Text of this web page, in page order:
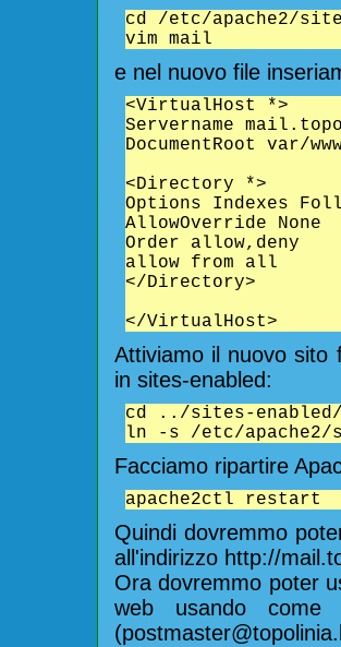
cd /etc/apache2/
vim mail
e nel nuovo file
<VirtualHost *>
Servername
DocumentRoot var/
<Directory *>
Options Indexes
AllowOverride None
Order allow,deny
allow from all
</Directory>
</VirtualHost>
Attiviamo il nuovo sito
in sites-enabled:
cd ../sites-
ln -s /etc/
Facciamo ripartire
apache2ctl restart
Quindi dovremmo
all'indirizzo http://
Ora dovremmo poter
web usando come